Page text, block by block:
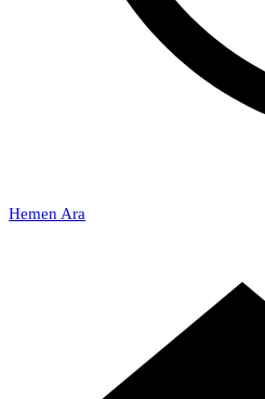
Hemen Ara